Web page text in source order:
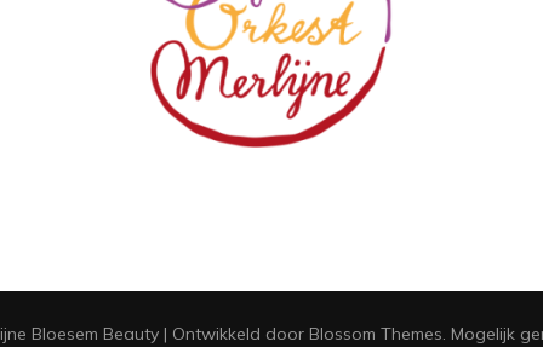
Bloesem Beauty | Ontwikkeld door Blossom Themes. Mogelijk